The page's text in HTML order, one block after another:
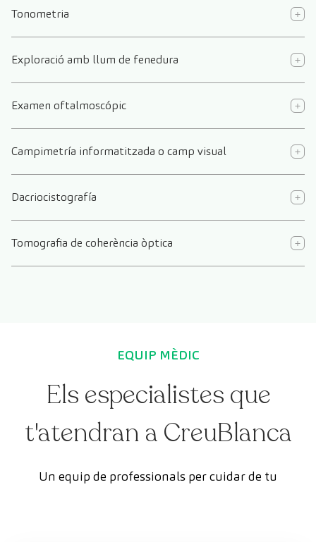
Tonometria
Exploració amb llum de fenedura
Examen oftalmoscópic
Campimetría informatitzada o camp visual
Dacriocistografía
Tomografia de coherència òptica
EQUIP MÈDIC
Els especialistes que
t'atendran a CreuBlanca
Un equip de professionals per cuidar de tu